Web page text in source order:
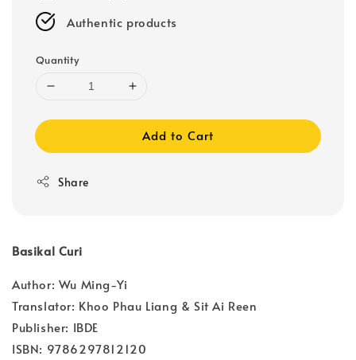
Authentic products
Quantity
Add to Cart
Share
Basikal Curi
Author: Wu Ming-Yi
Translator: Khoo Phau Liang & Sit Ai Reen
Publisher: IBDE
ISBN: 9786297812120